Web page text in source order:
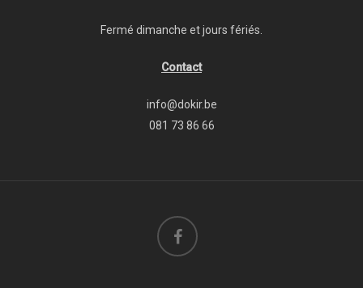
Fermé dimanche et jours fériés.
Contact
info@dokir.be
081 73 86 66